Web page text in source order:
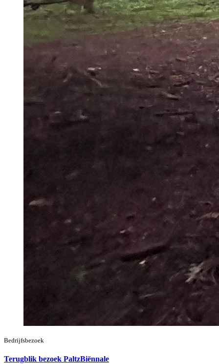
Bedrijfsbezoek
Terugblik bezoek PaltzBiënnale